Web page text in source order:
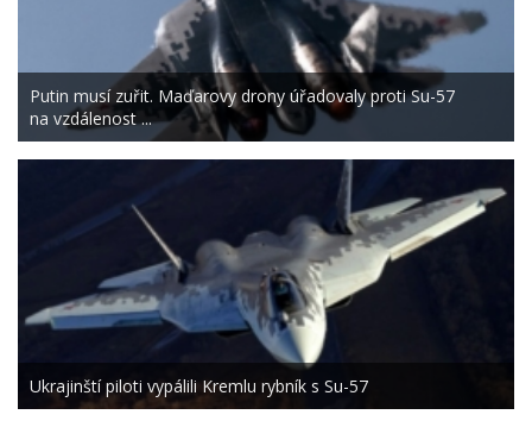
Putin musí zuřit. Maďarovy drony úřadovaly proti Su-57
na vzdálenost ...
Ukrajinští piloti vypálili Kremlu rybník s Su-57